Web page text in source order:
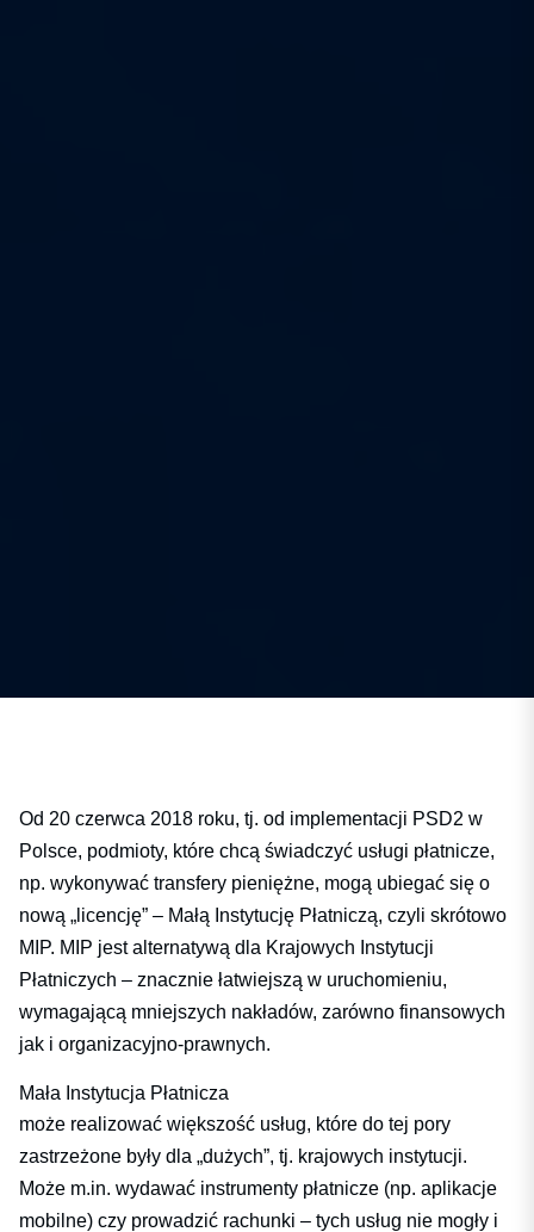
Od 20 czerwca 2018 roku, tj. od implementacji PSD2 w
Polsce, podmioty, które chcą świadczyć usługi płatnicze,
np. wykonywać transfery pieniężne, mogą ubiegać się o
nową „licencję” – Małą Instytucję Płatniczą, czyli skrótowo
MIP. MIP jest alternatywą dla Krajowych Instytucji
Płatniczych – znacznie łatwiejszą w uruchomieniu,
wymagającą mniejszych nakładów, zarówno finansowych
jak i organizacyjno-prawnych.
Mała Instytucja Płatnicza
może realizować większość usług, które do tej pory
zastrzeżone były dla „dużych”, tj. krajowych instytucji.
Może m.in. wydawać instrumenty płatnicze (np. aplikacje
mobilne) czy prowadzić rachunki – tych usług nie mogły i